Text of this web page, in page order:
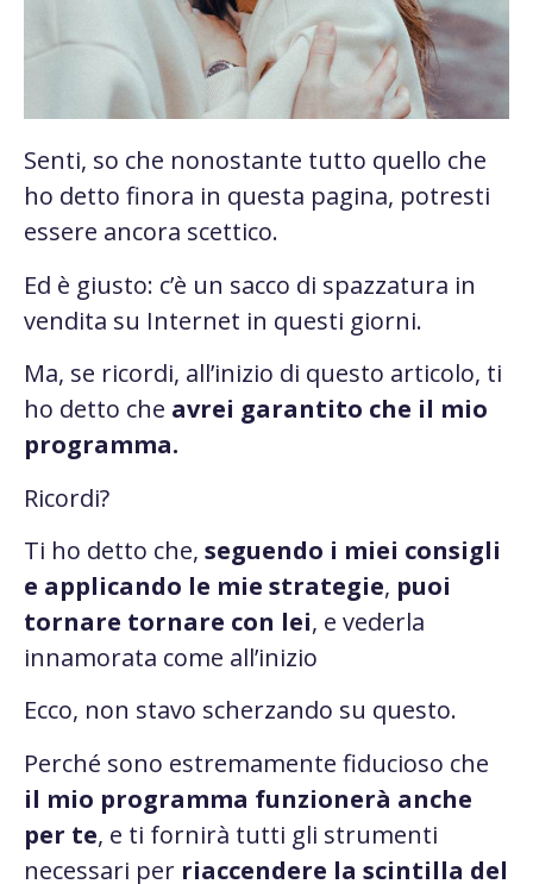
Senti, so che nonostante tutto quello che
ho detto finora in questa pagina, potresti
essere ancora scettico.
Ed è giusto: c’è un sacco di spazzatura in
vendita su Internet in questi giorni.
Ma, se ricordi, all’inizio di questo articolo, ti
ho detto che avrei garantito che il mio
programma.
Ricordi?
Ti ho detto che, seguendo i miei consigli
e applicando le mie strategie, puoi
tornare tornare con lei, e vederla
innamorata come all’inizio
Ecco, non stavo scherzando su questo.
Perché sono estremamente fiducioso che
il mio programma funzionerà anche
per te, e ti fornirà tutti gli strumenti
necessari per riaccendere la scintilla del